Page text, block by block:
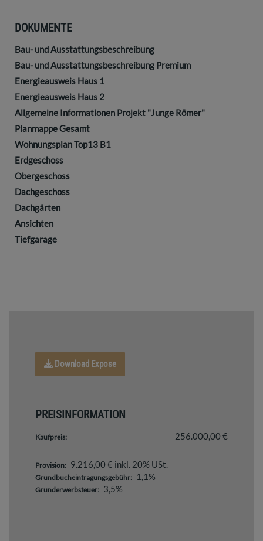
DOKUMENTE
Bau- und Ausstattungsbeschreibung
Bau- und Ausstattungsbeschreibung Premium
Energieausweis Haus 1
Energieausweis Haus 2
Allgemeine Informationen Projekt "Junge Römer"
Planmappe Gesamt
Wohnungsplan Top13 B1
Erdgeschoss
Obergeschoss
Dachgeschoss
Dachgärten
Ansichten
Tiefgarage
Download Expose
PREISINFORMATION
Kaufpreis: 256.000,00 €
Provision: 9.216,00 € inkl. 20% USt.
Grundbucheintragungsgebühr: 1,1%
Grunderwerbsteuer: 3,5%